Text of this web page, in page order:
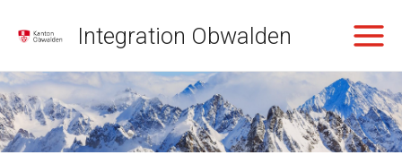
Inhalt
Integration Obwalden